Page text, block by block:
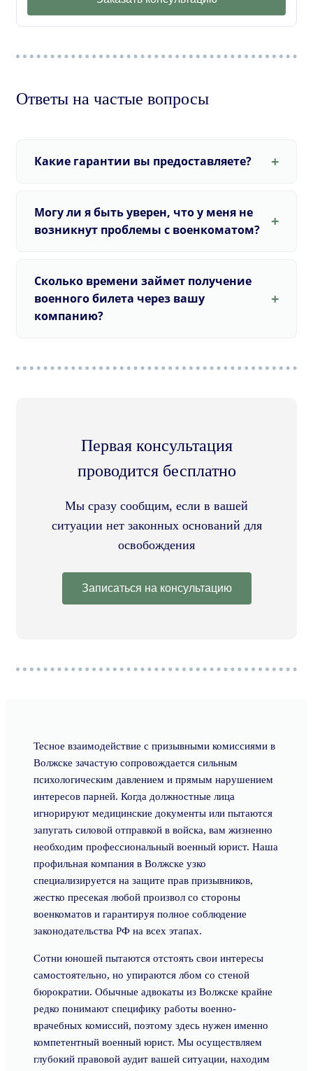
Ответы на частые вопросы
Какие гарантии вы предоставляете?
Могу ли я быть уверен, что у меня не
возникнут проблемы с военкоматом?
Сколько времени займет получение
военного билета через вашу
компанию?
Первая консультация
проводится бесплатно
Мы сразу сообщим, если в вашей
ситуации нет законных оснований для
освобождения
Записаться на консультацию
Тесное взаимодействие с призывными комиссиями в
Волжске зачастую сопровождается сильным
психологическим давлением и прямым нарушением
интересов парней. Когда должностные лица
игнорируют медицинские документы или пытаются
запугать силовой отправкой в войска, вам жизненно
необходим профессиональный военный юрист. Наша
профильная компания в Волжске узко
специализируется на защите прав призывников,
жестко пресекая любой произвол со стороны
военкоматов и гарантируя полное соблюдение
законодательства РФ на всех этапах.
Сотни юношей пытаются отстоять свои интересы
самостоятельно, но упираются лбом со стеной
бюрократии. Обычные адвокаты из Волжске крайне
редко понимают специфику работы военно-
врачебных комиссий, поэтому здесь нужен именно
компетентный военный юрист. Мы осуществляем
глубокий правовой аудит вашей ситуации, находим